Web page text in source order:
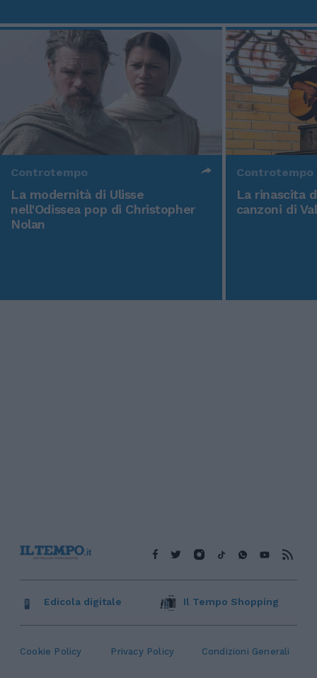
Controtempo
La modernità di Ulisse
nell'Odissea pop di Christopher
Nolan
Controtempo
La rinascita
canzoni di
Cookie Policy Privacy Policy Condizioni Generali
Edicola digitale Il Tempo Shopping